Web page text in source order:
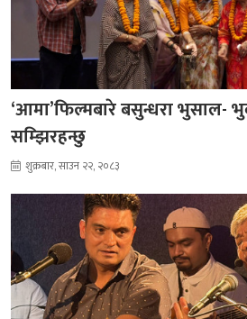
‘आमा’फिल्मबारे बसुन्धरा भुसाल-
सम्झिरहन्छु
शुक्रबार, साउन २२, २०८३